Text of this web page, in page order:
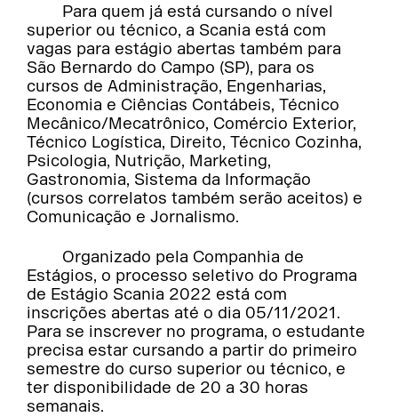
Para quem já está cursando o nível
superior ou técnico, a Scania está com
vagas para estágio abertas também para
São Bernardo do Campo (SP), para os
cursos de Administração, Engenharias,
Economia e Ciências Contábeis, Técnico
Mecânico/Mecatrônico, Comércio Exterior,
Técnico Logística, Direito, Técnico Cozinha,
Psicologia, Nutrição, Marketing,
Gastronomia, Sistema da Informação
(cursos correlatos também serão aceitos) e
Comunicação e Jornalismo.
Organizado pela Companhia de
Estágios, o processo seletivo do Programa
de Estágio Scania 2022 está com
inscrições abertas até o dia 05/11/2021.
Para se inscrever no programa, o estudante
precisa estar cursando a partir do primeiro
semestre do curso superior ou técnico, e
ter disponibilidade de 20 a 30 horas
semanais.